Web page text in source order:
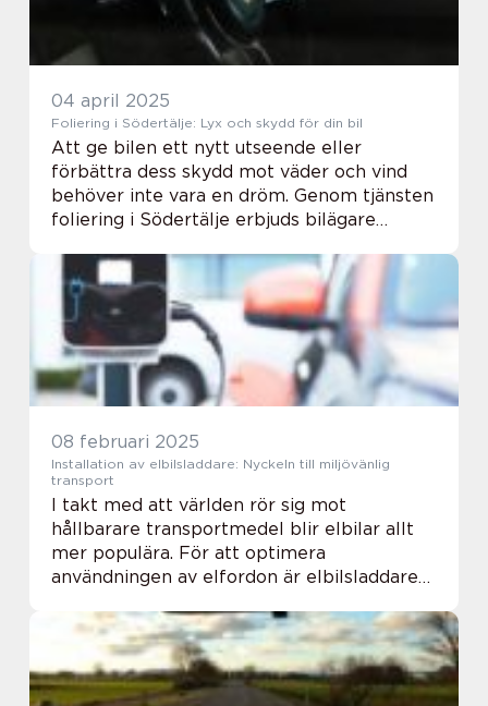
04 april 2025
Foliering i Södertälje: Lyx och skydd för din bil
Att ge bilen ett nytt utseende eller
förbättra dess skydd mot väder och vind
behöver inte vara en dröm. Genom tjänsten
foliering i Södertälje erbjuds bilägare
08 februari 2025
Installation av elbilsladdare: Nyckeln till miljövänlig
transport
I takt med att världen rör sig mot
hållbarare transportmedel blir elbilar allt
mer populära. För att optimera
användningen av elfordon är elbilsladdare
innebär det att install...